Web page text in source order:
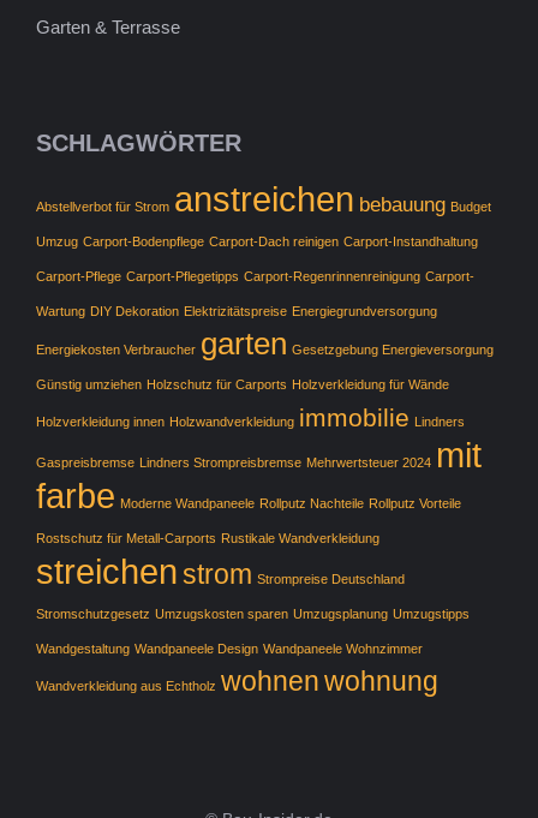
Garten & Terrasse
SCHLAGWÖRTER
Abstellverbot für Strom anstreichen bebauung Budget
Umzug Carport-Bodenpflege Carport-Dach reinigen Carport-Instandhaltung
Carport-Pflege Carport-Pflegetipps Carport-Regenrinnenreinigung Carport-
Wartung DIY Dekoration Elektrizitätspreise Energiegrundversorgung
Energiekosten Verbraucher garten Gesetzgebung Energieversorgung
Günstig umziehen Holzschutz für Carports Holzverkleidung für Wände
Holzverkleidung innen Holzwandverkleidung immobilie Lindners
Gaspreisbremse Lindners Strompreisbremse Mehrwertsteuer 2024 mit
farbe Moderne Wandpaneele Rollputz Nachteile Rollputz Vorteile
Rostschutz für Metall-Carports Rustikale Wandverkleidung
streichen strom Strompreise Deutschland
Stromschutzgesetz Umzugskosten sparen Umzugsplanung Umzugstipps
Wandgestaltung Wandpaneele Design Wandpaneele Wohnzimmer
Wandverkleidung aus Echtholz wohnen wohnung